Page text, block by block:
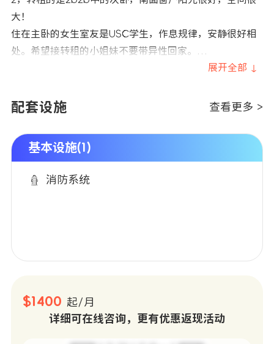
大！
住在主卧的女生室友是USC学生，作息规律，安静很好相
处。希望接转租的小姐妹不要带异性回家。
未来将和室友share厨房和客餐厅这些公共区域
租）。
20刀）。具体商议的话，我这边也可以灵活地降一点儿租
金～
本身是没有家具的）
超级近，步行即可！
展开全部 ↓
配套设施 查看更多 >
基本设施(1)
消防系统
$1400 起/月
详细可在线咨询，更有优惠返现活动